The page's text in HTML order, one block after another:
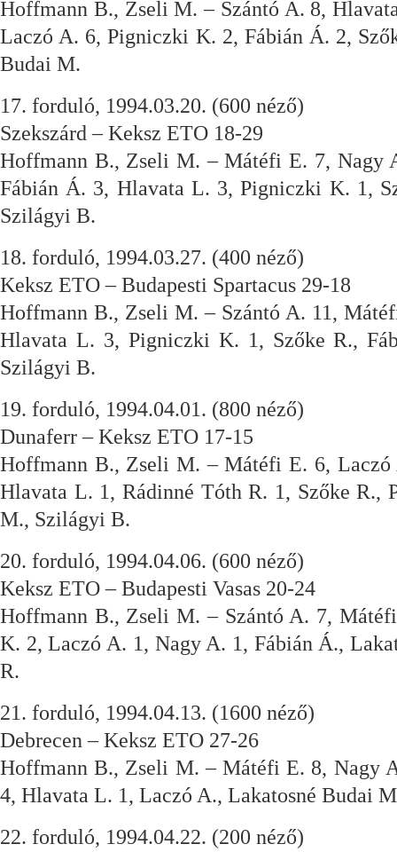
Hoffmann B., Zseli M. – Szántó A. 8,
Laczó A. 6, Pigniczki K. 2, Fábián Á. 2,
Budai M.
17. forduló, 1994.03.20. (600 néző)
Szekszárd – Keksz ETO 18-29
Hoffmann B., Zseli M. – Mátéfi E. 7, Nagy
Fábián Á. 3, Hlavata L. 3, Pigniczki K. 1,
Szilágyi B.
18. forduló, 1994.03.27. (400 néző)
Keksz ETO – Budapesti Spartacus 29-18
Hoffmann B., Zseli M. – Szántó A. 11,
Hlavata L. 3, Pigniczki K. 1, Szőke R.,
Szilágyi B.
19. forduló, 1994.04.01. (800 néző)
Dunaferr – Keksz ETO 17-15
Hoffmann B., Zseli M. – Mátéfi E. 6,
Hlavata L. 1, Rádinné Tóth R. 1, Szőke R.,
M., Szilágyi B.
20. forduló, 1994.04.06. (600 néző)
Keksz ETO – Budapesti Vasas 20-24
Hoffmann B., Zseli M. – Szántó A. 7,
K. 2, Laczó A. 1, Nagy A. 1, Fábián Á.,
R.
21. forduló, 1994.04.13. (1600 néző)
Debrecen – Keksz ETO 27-26
Hoffmann B., Zseli M. – Mátéfi E. 8, Nagy
4, Hlavata L. 1, Laczó A., Lakatosné Budai
22. forduló, 1994.04.22. (200 néző)